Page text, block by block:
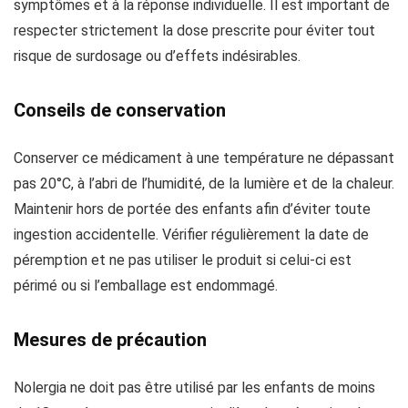
symptômes et à la réponse individuelle. Il est important de
respecter strictement la dose prescrite pour éviter tout
risque de surdosage ou d’effets indésirables.
Conseils de conservation
Conserver ce médicament à une température ne dépassant
pas 20°C, à l’abri de l’humidité, de la lumière et de la chaleur.
Maintenir hors de portée des enfants afin d’éviter toute
ingestion accidentelle. Vérifier régulièrement la date de
péremption et ne pas utiliser le produit si celui-ci est
périmé ou si l’emballage est endommagé.
Mesures de précaution
Nolergia ne doit pas être utilisé par les enfants de moins